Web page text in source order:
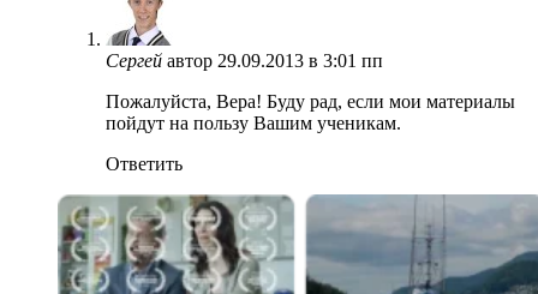
Сергей автор 29.09.2013 в 3:01 пп
Пожалуйста, Вера! Буду рад, если мои материалы
пойдут на пользу Вашим ученикам.
Ответить